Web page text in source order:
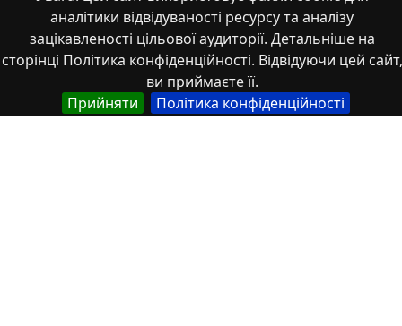
аналітики відвідуваності ресурсу та аналізу
зацікавленості цільової аудиторії. Детальніше на
сторінці Політика конфіденційності. Відвідуючи цей сайт,
ви приймаєте її.
Прийняти
Політика конфіденційності
Скорина_601ТК